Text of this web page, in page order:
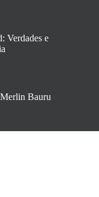
Verdades e
Bauru